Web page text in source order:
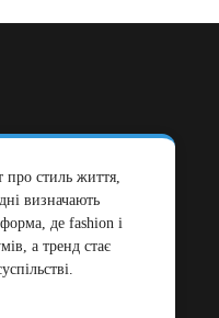
про стиль життя,
визначають
де fashion і
а тренд стає